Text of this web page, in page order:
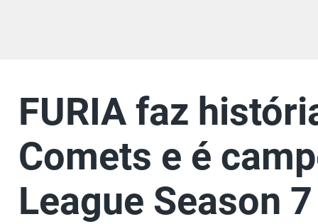
FURIA faz
Comets e é
League Season 7